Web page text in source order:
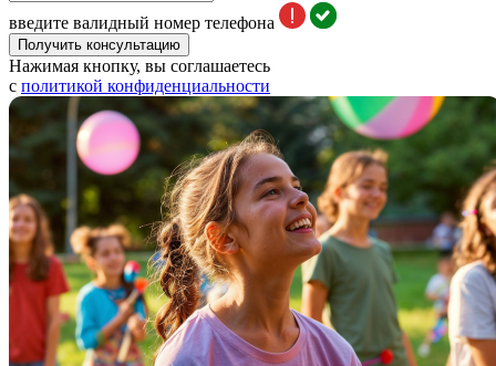
введите валидный номер телефона
Получить консультацию
Нажимая кнопку, вы соглашаетесь
с политикой конфиденциальности